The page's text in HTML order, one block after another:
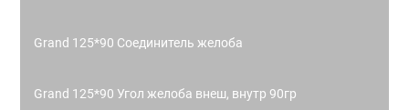
Grand 125*90 Соединитель желоба
Grand 125*90 Угол желоба внеш, внутр 90гр